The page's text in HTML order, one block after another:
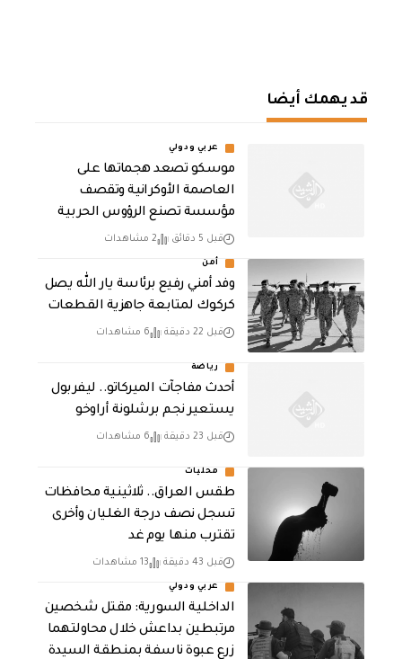
قد يهمك أيضا
عربي ودولي
موسكو تصعد هجماتها على
العاصمة الأوكرانية وتقصف
مؤسسة تصنع الرؤوس الحربية
قبل 5 دقائق 2 مشاهدات
أمن
وفد أمني رفيع برئاسة يار الله يصل
كركوك لمتابعة جاهزية القطعات
قبل 22 دقيقة 6 مشاهدات
رياضة
أحدث مفاجآت الميركاتو.. ليفربول
يستعير نجم برشلونة أراوخو
قبل 23 دقيقة 6 مشاهدات
محليات
طقس العراق.. ثلاثينية محافظات
تسجل نصف درجة الغليان وأخرى
تقترب منها يوم غد
قبل 43 دقيقة 13 مشاهدات
عربي ودولي
الداخلية السورية: مقتل شخصين
مرتبطين بداعش خلال محاولتهما
زرع عبوة ناسفة بمنطقة السيدة